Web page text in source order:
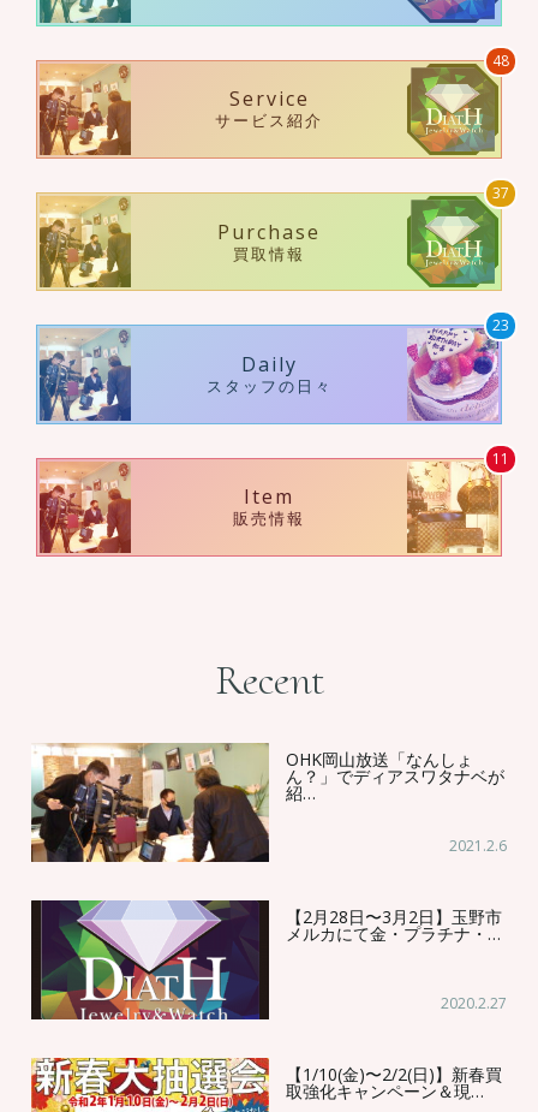
Service
サービス紹介
48
Purchase
買取情報
37
Daily
スタッフの日々
23
Item
販売情報
11
Recent
OHK岡山放送「なんしょ
ん？」でディアスワタナベが
紹…
2021.2.6
【2月28日〜3月2日】玉野市
メルカにて金・プラチナ・…
2020.2.27
【1/10(金)〜2/2(日)】新春買
取強化キャンペーン＆現…